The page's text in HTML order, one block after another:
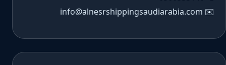
✉️
info@alnesrshippingsaudiarabia.com